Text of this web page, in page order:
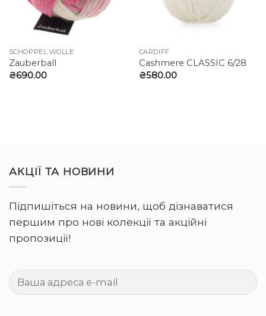
SCHOPPEL WOLLE
Zauberball
₴690.00
CARDIFF
Cashmere CLASSIС 6/28
₴580.00
АКЦІЇ ТА НОВИНИ
Підпишіться на новини, щоб дізнаватися
першим про нові колекції та акційні
пропозиції!